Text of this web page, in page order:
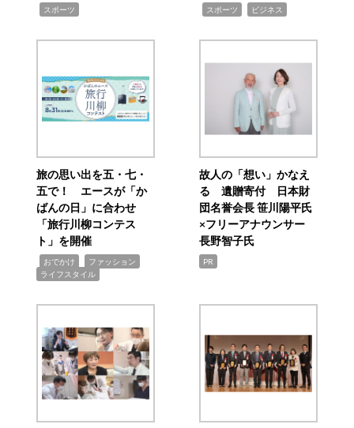
スポーツ スポーツ ビジネス
旅の思い出を五・七・
五で！ エースが「か
ばんの日」に合わせ
「旅行川柳コンテス
ト」を開催
おでかけ ファッション
ライフスタイル
故人の「想い」かなえ
る 遺贈寄付 日本財
団名誉会長 笹川陽平氏
×フリーアナウンサー
長野智子氏
PR